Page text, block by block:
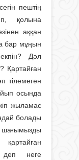
пештің
қолына
аққан
бар мұңын
Дәл
Қартайған
тілемеген
осында
жыламас
болады
шағымызды
деп неге